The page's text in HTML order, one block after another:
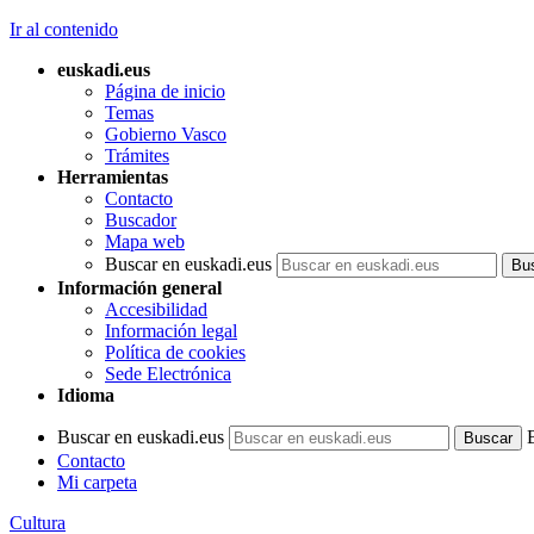
Ir al contenido
euskadi.eus
Página de inicio
Temas
Gobierno Vasco
Trámites
Herramientas
Contacto
Buscador
Mapa web
Buscar en euskadi.eus
Información general
Accesibilidad
Información legal
Política de cookies
Sede Electrónica
Idioma
Buscar en euskadi.eus
Contacto
Mi carpeta
Cultura